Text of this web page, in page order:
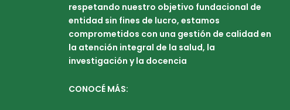
respetando nuestro objetivo fundacional de
entidad sin fines de lucro, estamos
comprometidos con una gestión de calidad en
la atención integral de la salud, la
investigación y la docencia
CONOCÉ MÁS: